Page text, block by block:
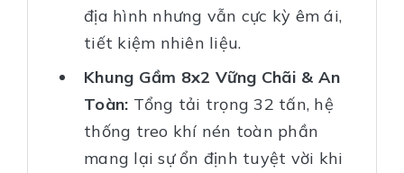
địa hình nhưng vẫn cực kỳ êm ái,
tiết kiệm nhiên liệu.
Khung Gầm 8x2 Vững Chãi & An
Toàn: Tổng tải trọng 32 tấn, hệ
thống treo khí nén toàn phần
mang lại sự ổn định tuyệt vời khi